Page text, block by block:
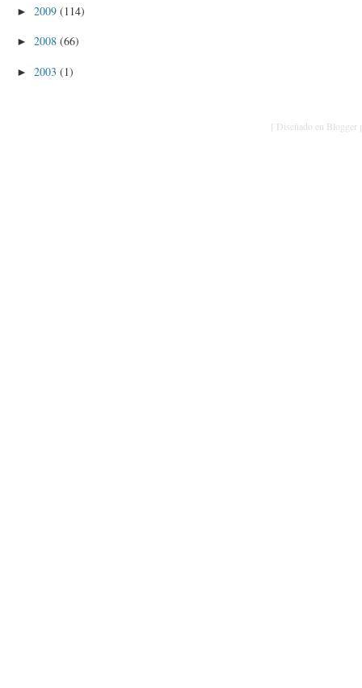
► 2009 (114)
► 2008 (66)
► 2003 (1)
[ Diseñado en Blogger